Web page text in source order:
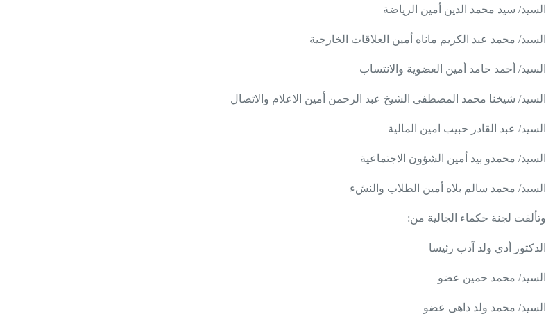
السيد/ سيد محمد الدين أمين الرياضة
السيد/ محمد عبد الكريم ماناه أمين العلاقات الخارجية
السيد/ أحمد حامد أمين العضوية والانتساب
السيد/ شيخنا محمد المصطفى الشيخ عبد الرحمن أمين الاعلام والاتصال
السيد/ عبد القادر حبيب امين المالية
السيد/ محمدو بيد أمين الشؤون الاجتماعية
السيد/ محمد سالم بلاه أمين الطلاب والنشء
وتألفت لجنة حكماء الجالية من:
الدكتور أدي ولد آدب رئيسا
السيد/ محمد حمين عضو
السيد/ محمد ولد داهى عضو